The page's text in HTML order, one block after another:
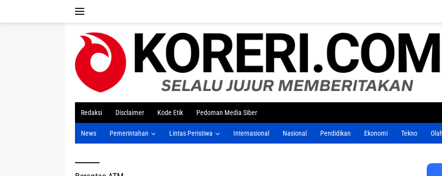
Redaksi Disclaimer Kode Etik Pedoman Media Siber
News Pemerintahan Lintas Peristiwa Internasional Nasional Pendidikan Ekonomi Tekno